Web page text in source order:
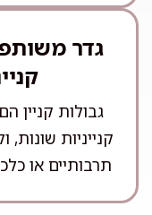
גדר
גבולות קניין
קנייניות שונות,
תרבותיים או